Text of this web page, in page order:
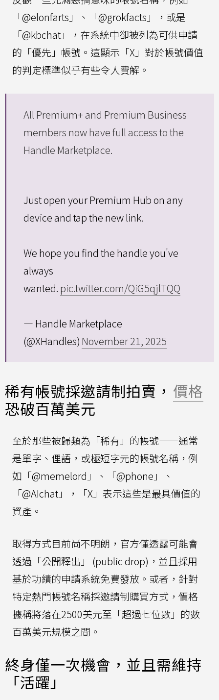
「@elonfarts」、「@grokfacts」，或是
「@kbchat」，在系統中卻被列為可供申請
的「優先」帳號。這顯示「X」對於帳號價值
的判定標準似乎有些令人費解。
All Premium+ and Premium Business
members now have full access to the
Handle Marketplace.
Just open your Premium Hub on any
device and tap the new link.
We hope you find the handle you've
always
wanted. pic.twitter.com/QiG5qjlTQQ
— Handle Marketplace
(@XHandles) November 21, 2025
稀有帳號採邀請制拍賣， 價格
恐破百萬美元
至於那些被歸類為「稀有」的帳號——通常
是單字、俚語，或極短字元的帳號名稱，例
如「@memelord」、「@phone」、
「@AIchat」，「X」表示這些是最具價值的
資產。
取得方式目前尚不明朗，官方僅透露可能會
透過「公開釋出」 (public drop)，並且採用
基於功績的申請系統免費發放。或者，針對
特定熱門帳號名稱採邀請制購買方式，價格
據稱將落在2500美元至「超過七位數」的數
百萬美元規模之間。
終身僅一次機會，並且需維持
「活躍」